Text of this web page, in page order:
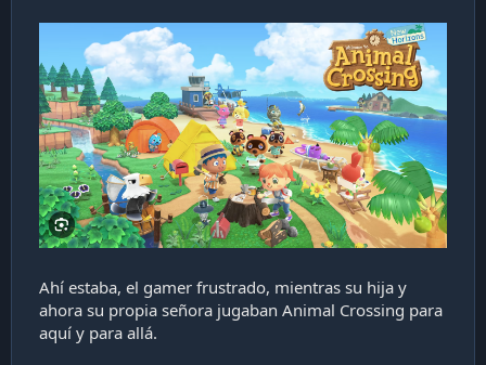
Ahí estaba, el gamer frustrado, mientras su hija y
ahora su propia señora jugaban Animal Crossing para
aquí y para allá.